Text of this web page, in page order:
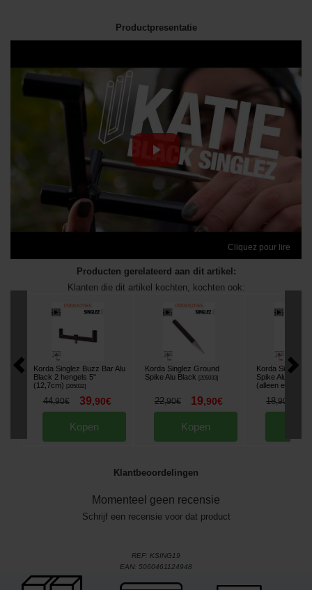
Productpresentatie
Cliquez pour lire
Producten gerelateerd aan dit artikel:
Klanten die dit artikel kochten, kochten ook:
Korda Singlez Buzz Bar Alu
Black 2 hengels 5"
(12,7cm)
205032]
44,90€ 39,90€
Kopen
Korda Singlez Ground
Spike Alu Black
205033]
22,90€ 19,90€
Kopen
Korda Singlez
Spike Alu Black
(alleen extensie)
18,90
Klantbeoordelingen
Momenteel geen recensie
Schrijf een recensie voor dat product
REF: KSING19
EAN: 5060461124948